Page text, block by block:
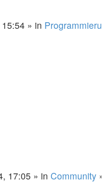
» in
17:05 » in Community